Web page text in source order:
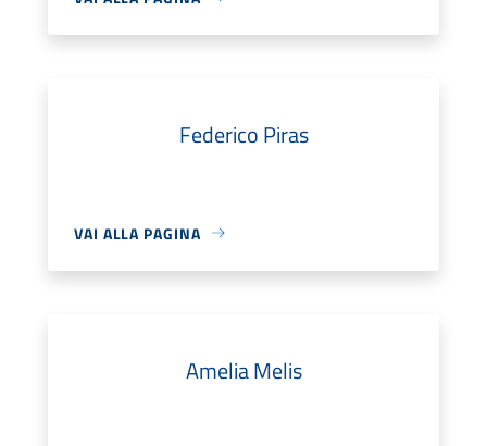
Federico Piras
VAI ALLA PAGINA
Amelia Melis